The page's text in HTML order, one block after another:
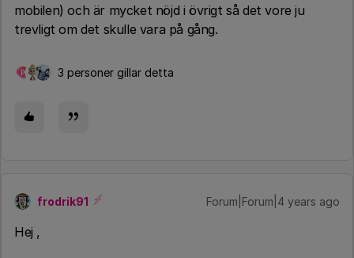
mobilen) och är mycket nöjd i övrigt så det vore ju
trevligt om det skulle vara på gång.
P 3 personer gillar detta
frodrik91 Forum|Forum|4 years ago
Hej ,